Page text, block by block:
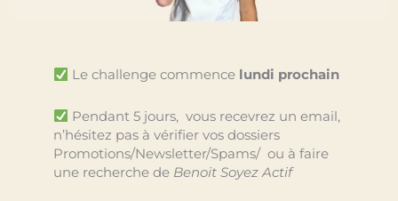
Le challenge commence lundi prochain
Pendant 5 jours, vous recevrez un email,
n’hésitez pas à vérifier vos dossiers
Promotions/Newsletter/Spams/ ou à faire
une recherche de Benoit Soyez Actif